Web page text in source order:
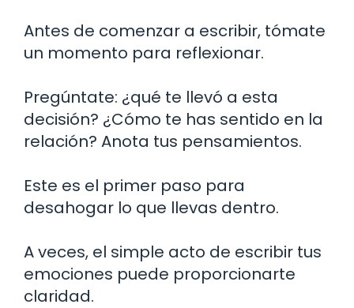
Antes de comenzar a escribir, tómate
un momento para reflexionar.
Pregúntate: ¿qué te llevó a esta
decisión? ¿Cómo te has sentido en la
relación? Anota tus pensamientos.
Este es el primer paso para
desahogar lo que llevas dentro.
A veces, el simple acto de escribir tus
emociones puede proporcionarte
claridad.